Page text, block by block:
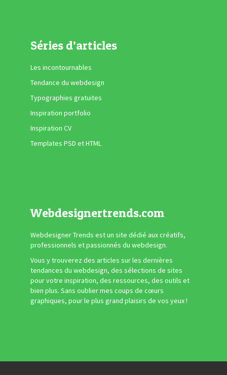
Séries d’articles
Les incontournables
Tendance du webdesign
Typographies gratuites
Inspiration portfolio
Inspiration CV
Templates PSD et HTML
Webdesignertrends.com
Webdesigner Trends est un site dédié aux créatifs,
professionnels et passionnés du webdesign.
Vous y trouverez des articles sur les dernières
tendances du webdesign, des sélections de sites
pour votre inspiration, des ressources, des outils et
bien plus. Sans oublier mes coups de cœurs
graphiques, pour le plus grand plaisirs de vos yeux !